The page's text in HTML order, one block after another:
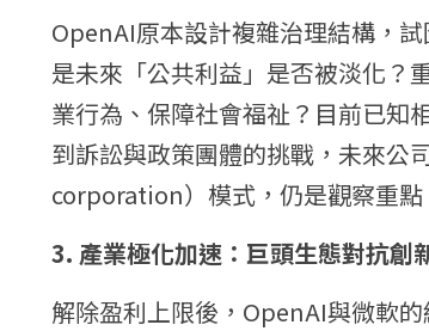
OpenAI原本設計複雜治理結構，
是未來「公共利益」是否被淡化？
業行為、保障社會福祉？目前已知
到訴訟與政策團體的挑戰，未來
corporation）模式，仍是觀察重點
3. 產業極化加速：巨頭生態對抗創
解除盈利上限後，OpenAI與微軟